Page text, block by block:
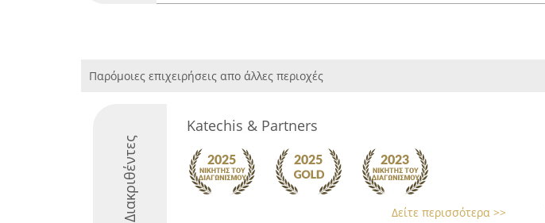
Παρόμοιες επιχειρήσεις απο άλλες περιοχές
Διακριθέντες
Katechis & Partners
Δείτε περισσότερα >>